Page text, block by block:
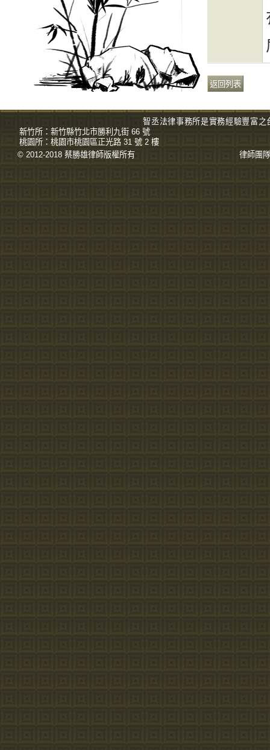
智丞法律事務所是實務經驗豐富之
新竹所： 新竹縣竹北市勝利九街 66 號
桃園所： 桃園市桃園區正光路 31 號 2 樓
© 2012-2018 蔡勝雄律師版權所有 律師團隊